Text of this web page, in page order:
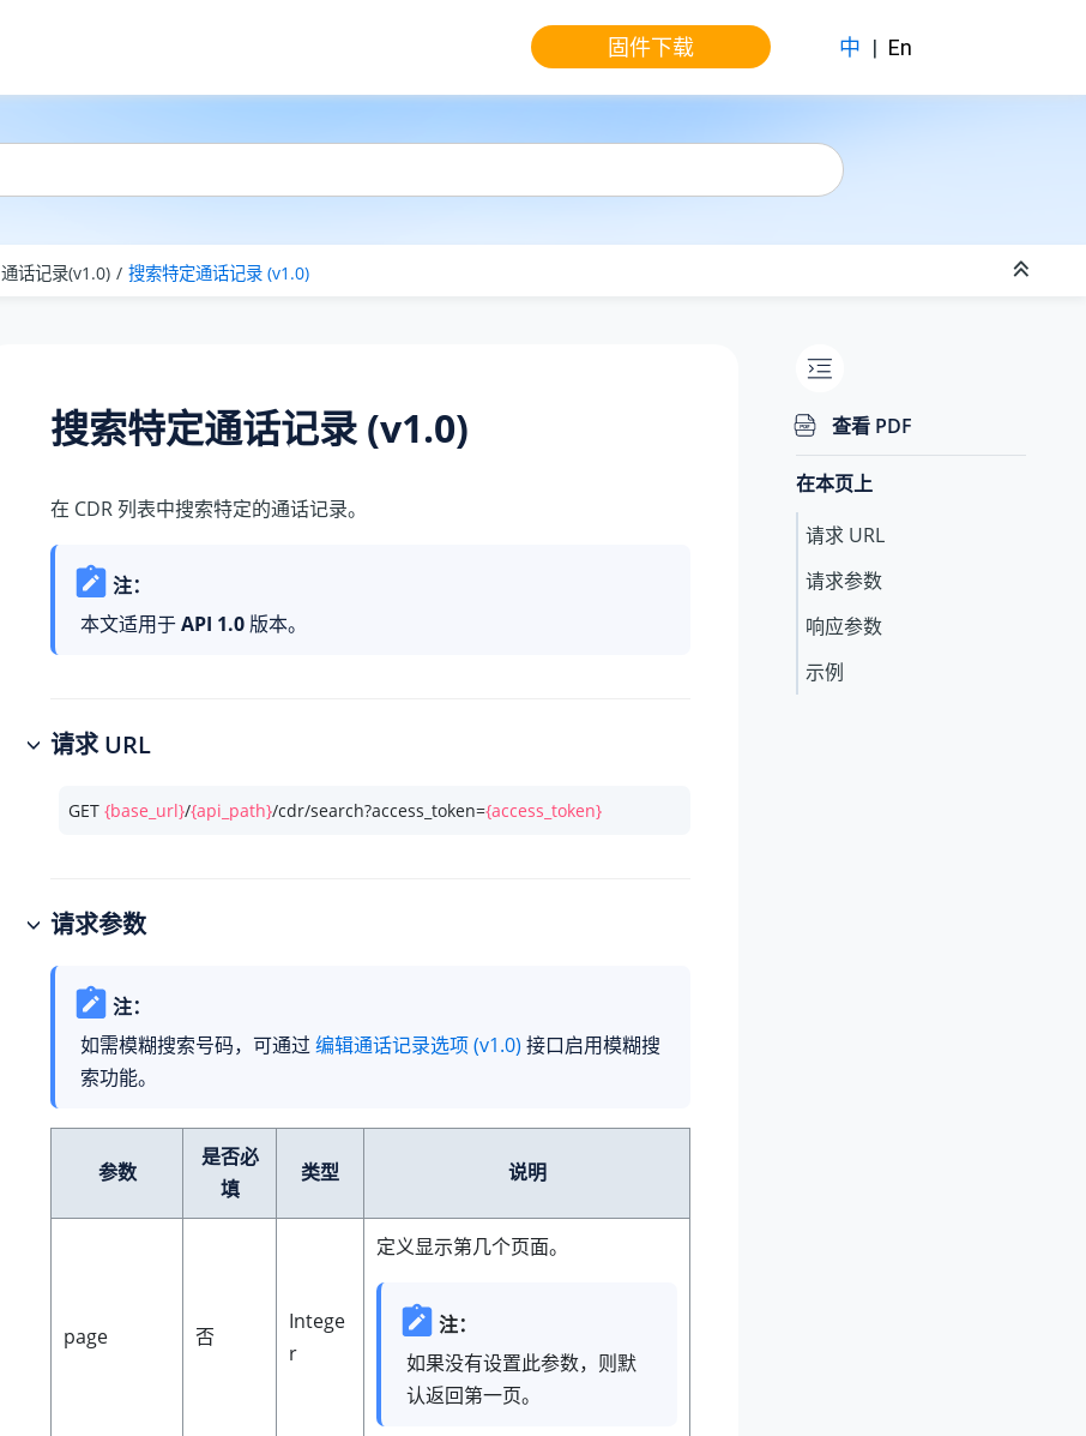
固件下载 中 | En
通话记录(v1.0) 搜索特定通话记录 (v1.0)
搜索特定通话记录 (v1.0)
在 CDR 列表中搜索特定的通话记录。
注：
本文适用于API 1.0版本。
请求 URL
GET {base_url}/{api_path}/cdr/search?access_token={access_token}
请求参数
注：
如需模糊搜索号码，可通过编辑通话记录选项 (v1.0) 接口启用模糊搜
索功能。
参数
是否必
填
类型 说明
page 否
Intege
r
定义显示第几个页面。
注：
如果没有设置此参数，则默
认返回第一页。
查看 PDF
在本页上
请求 URL
请求参数
响应参数
示例